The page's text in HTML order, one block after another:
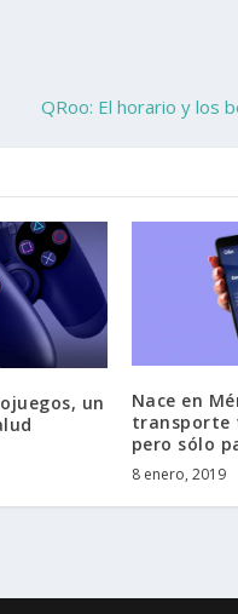
QRoo: El horario y los
un
Nace en
transporte
pero sólo
8 enero, 2019